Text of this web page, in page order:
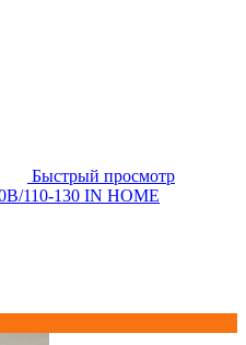
Быстрый просмотр
110-130 IN HOME